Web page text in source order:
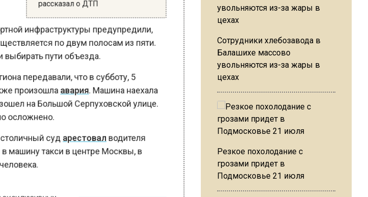
инфраструктуры предупредили,
по двум полосам из пяти.
пути объезда.
передавали, что в субботу, 5
произошлаавария. Машина наехала
на Большой Серпуховской улице.
осложнено.
столичный сударестовалводителя
машину такси в центре Москвы, в
Сотрудники хлебозавода в
Балашихе массово
увольняются из-за жары в
цехах
Резкое похолодание с
грозами придет в
Подмосковье 21 июля